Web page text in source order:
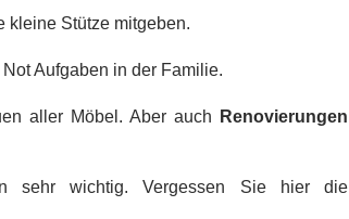
kleine Stütze mitgeben.
Aufgaben in der Familie.
aller Möbel. Aber auch
Renovierungen
sehr wichtig. Vergessen Sie hier die